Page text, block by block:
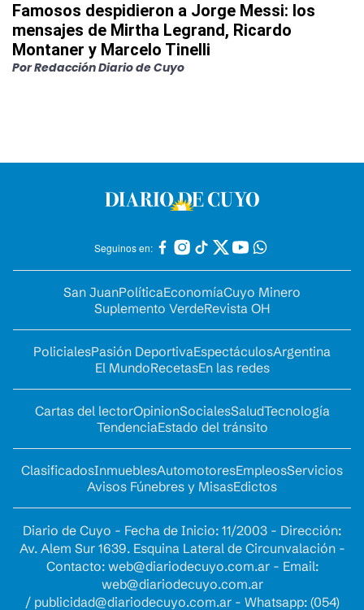
Famosos despidieron a Jorge Messi: los
mensajes de Mirtha Legrand, Ricardo
Montaner y Marcelo Tinelli
PorRedacción Diario de Cuyo
Seguinos en:
San JuanPolíticaEconomíaCuyo Minero
Suplemento VerdeRevista OH
PolicialesPasión DeportivaEspectáculosArgentina
El MundoRecetasEn las redes
Cartas del lectorOpinionSocialesSaludTecnología
TendenciaEstado del tránsito
ClasificadosInmueblesAutomotoresEmpleosServicios
Avisos Fúnebres y MisasEdictos
Diario de Cuyo - Fecha de Inicio: 11/2003 - Dirección:
Av. Alem Sur 1639. Esquina Lateral de Circunvalación -
Contacto: web@diariodecuyo.com.ar- Email:
web@diariodecuyo.com.ar
/ publicidad@diariodecuyo.com.ar- Whatsapp: (054)